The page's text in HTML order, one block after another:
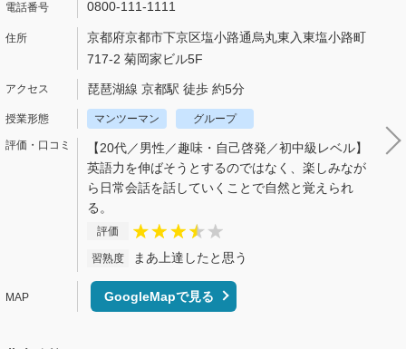
0800-111-1111
京都府京都市下京区塩小路通烏丸東入東塩小路町
717-2 菊岡家ビル5F
琵琶湖線 京都駅 徒歩 約5分
マンツーマン グループ
【20代／男性／趣味・自己啓発／初中級レベル】
英語力を伸ばそうとするのではなく、楽しみなが
ら日常会話を話していくことで自然と覚えられ
る。
評価
習熟度 まあ上達したと思う
GoogleMapで見る